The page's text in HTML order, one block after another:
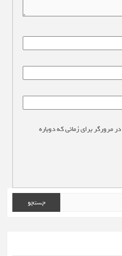
مرورگر برای زمانی که دوباره